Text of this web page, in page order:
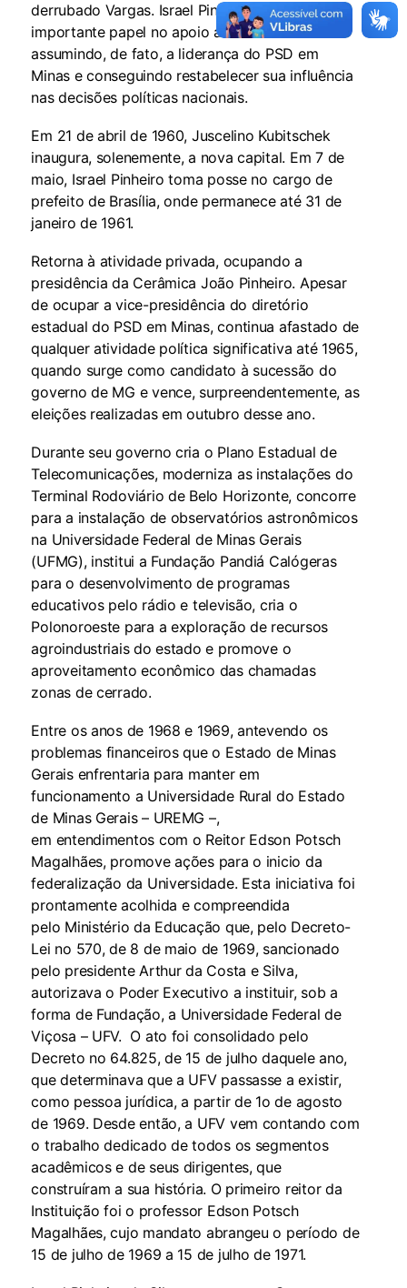
derrubado Vargas. Israel Pinheiro desempenha
importante papel no apoio a Juscelino
assumindo, de fato, a liderança do PSD em
Minas e conseguindo restabelecer sua influência
nas decisões políticas nacionais.
Em 21 de abril de 1960, Juscelino Kubitschek
inaugura, solenemente, a nova capital. Em 7 de
maio, Israel Pinheiro toma posse no cargo de
prefeito de Brasília, onde permanece até 31 de
janeiro de 1961.
Retorna à atividade privada, ocupando a
presidência da Cerâmica João Pinheiro. Apesar
de ocupar a vice-presidência do diretório
estadual do PSD em Minas, continua afastado de
qualquer atividade política significativa até 1965,
quando surge como candidato à sucessão do
governo de MG e vence, surpreendentemente, as
eleições realizadas em outubro desse ano.
Durante seu governo cria o Plano Estadual de
Telecomunicações, moderniza as instalações do
Terminal Rodoviário de Belo Horizonte, concorre
para a instalação de observatórios astronômicos
na Universidade Federal de Minas Gerais
(UFMG), institui a Fundação Pandiá Calógeras
para o desenvolvimento de programas
educativos pelo rádio e televisão, cria o
Polonoroeste para a exploração de recursos
agroindustriais do estado e promove o
aproveitamento econômico das chamadas
zonas de cerrado.
Entre os anos de 1968 e 1969, antevendo os
problemas financeiros que o Estado de Minas
Gerais enfrentaria para manter em
funcionamento a Universidade Rural do Estado
de Minas Gerais – UREMG –,
em entendimentos com o Reitor Edson Potsch
Magalhães, promove ações para o inicio da
federalização da Universidade. Esta iniciativa foi
prontamente acolhida e compreendida
pelo Ministério da Educação que, pelo Decreto-
Lei no 570, de 8 de maio de 1969, sancionado
pelo presidente Arthur da Costa e Silva,
autorizava o Poder Executivo a instituir, sob a
forma de Fundação, a Universidade Federal de
Viçosa – UFV. O ato foi consolidado pelo
Decreto no 64.825, de 15 de julho daquele ano,
que determinava que a UFV passasse a existir,
como pessoa jurídica, a partir de 1o de agosto
de 1969. Desde então, a UFV vem contando com
o trabalho dedicado de todos os segmentos
acadêmicos e de seus dirigentes, que
construíram a sua história. O primeiro reitor da
Instituição foi o professor Edson Potsch
Magalhães, cujo mandato abrangeu o período de
15 de julho de 1969 a 15 de julho de 1971.